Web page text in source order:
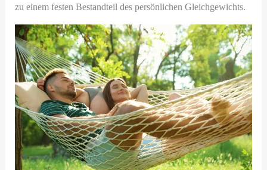
zu einem festen Bestandteil des persönlichen Gleichgewichts.